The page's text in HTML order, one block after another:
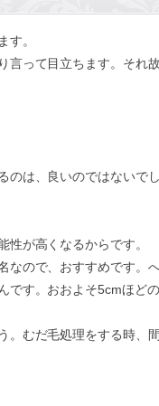
す。
って目立ちます。それ
は、良いのではないでし
が高くなるからです。
ので、おすすめです。
す。おおよそ5cmほど
むだ毛処理をする時、